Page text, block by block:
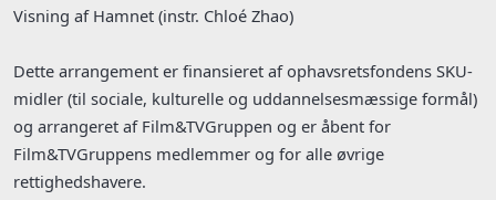
Visning af Hamnet (instr. Chloé Zhao)
Dette arrangement er finansieret af ophavsretsfondens SKU-
midler (til sociale, kulturelle og uddannelsesmæssige formål)
og arrangeret af Film&TVGruppen og er åbent for
Film&TVGruppens medlemmer og for alle øvrige
rettighedshavere.